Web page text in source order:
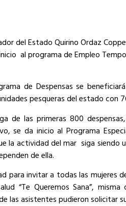
del Estado Quirino Ordaz
al programa de Empleo
de Despensasse
pesqueras del estado con
de las primeras 800
se da inicio al Programa
la actividad del mar siga siendo
de ella.
para invitar a todas las mujeres
“Te Queremos Sana”,
las asistentes pudieron solicitar